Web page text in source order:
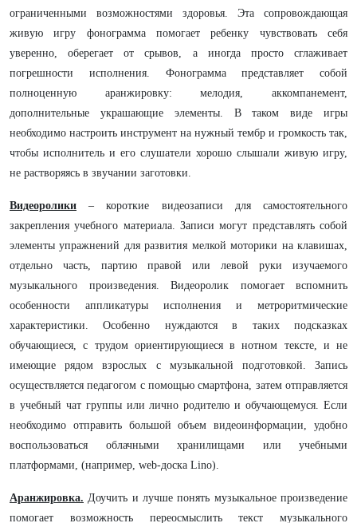
ограниченными возможностями здоровья. Эта сопровождающая
живую игру фонограмма помогает ребенку чувствовать себя
уверенно, оберегает от срывов, а иногда просто сглаживает
погрешности исполнения. Фонограмма представляет собой
полноценную аранжировку: мелодия, аккомпанемент,
дополнительные украшающие элементы. В таком виде игры
необходимо настроить инструмент на нужный тембр и громкость так,
чтобы исполнитель и его слушатели хорошо слышали живую игру,
не растворяясь в звучании заготовки.
Видеоролики – короткие видеозаписи для самостоятельного
закрепления учебного материала. Записи могут представлять собой
элементы упражнений для развития мелкой моторики на клавишах,
отдельно часть, партию правой или левой руки изучаемого
музыкального произведения. Видеоролик помогает вспомнить
особенности аппликатуры исполнения и метроритмические
характеристики. Особенно нуждаются в таких подсказках
обучающиеся, с трудом ориентирующиеся в нотном тексте, и не
имеющие рядом взрослых с музыкальной подготовкой. Запись
осуществляется педагогом с помощью смартфона, затем отправляется
в учебный чат группы или лично родителю и обучающемуся. Если
необходимо отправить большой объем видеоинформации, удобно
воспользоваться облачными хранилищами или учебными
платформами, (например, web-доска Lino).
Аранжировка. Доучить и лучше понять музыкальное произведение
помогает возможность переосмыслить текст музыкального